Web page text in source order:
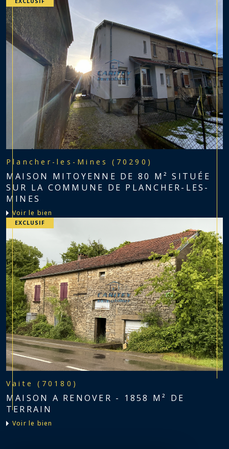
Plancher-les-Mines (70290)
MAISON MITOYENNE DE 80 M² SITUÉE
SUR LA COMMUNE DE PLANCHER-LES-
MINES
voir le bien
EXCLUSIF
Vaite (70180)
MAISON A RENOVER - 1858 M² DE
TERRAIN
voir le bien